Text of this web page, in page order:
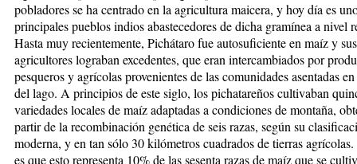
pobladores se ha centrado en la agricultura maicera, y hoy día es
principales pueblos indios abastecedores de dicha gramínea a nivel
Hasta muy recientemente, Pichátaro fue autosuficiente en maíz y sus
agricultores lograban excedentes, que eran intercambiados por
pesqueros y agrícolas provenientes de las comunidades asentadas
del lago. A principios de este siglo, los pichatareños cultivaban
variedades locales de maíz adaptadas a condiciones de montaña,
partir de la recombinación genética de seis razas, según su
moderna, y en tan sólo 30 kilómetros cuadrados de tierras
es que esto representa 10% de las sesenta razas de maíz que se